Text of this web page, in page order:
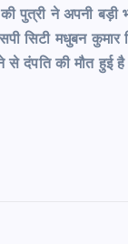
पुत्री ने अपनी बड़ी
एसपी सिटी मधुबन
दंपति की मौत हुई